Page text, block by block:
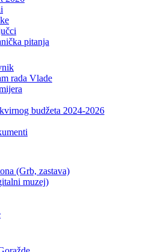
rada Skupštine
2026
pitanja
rada Vlade
budžeta 2024-2026
(Grb, zastava)
muzej)